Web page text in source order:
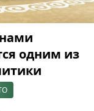
одним из